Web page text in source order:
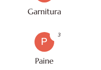
Garnitura
P
Paine
3